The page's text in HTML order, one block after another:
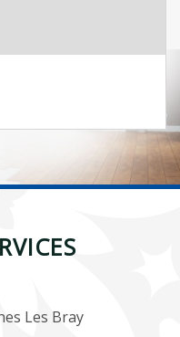
Les Bray